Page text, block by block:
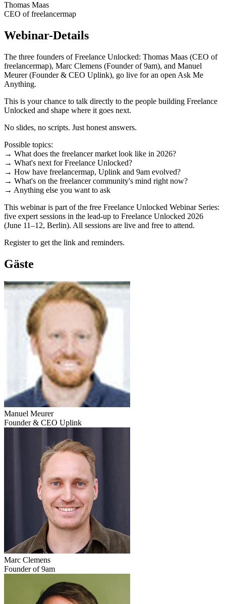
Thomas Maas
CEO of freelancermap
Webinar-Details
The three founders of Freelance Unlocked: Thomas Maas (CEO of
freelancermap), Marc Clemens (Founder of 9am), and Manuel
Meurer (Founder & CEO Uplink), go live for an open Ask Me
Anything.
This is your chance to talk directly to the people building Freelance
Unlocked and shape where it goes next.
No slides, no scripts. Just honest answers.
Possible topics:
→ What does the freelancer market look like in 2026?
→ What's next for Freelance Unlocked?
→ How have freelancermap, Uplink and 9am evolved?
→ What's on the freelancer community's mind right now?
→ Anything else you want to ask
This webinar is part of the free Freelance Unlocked Webinar Series:
five expert sessions in the lead-up to Freelance Unlocked 2026
(June 11–12, Berlin). All sessions are live and free to attend.
Register to get the link and reminders.
Gäste
Manuel Meurer
Founder & CEO Uplink
Marc Clemens
Founder of 9am